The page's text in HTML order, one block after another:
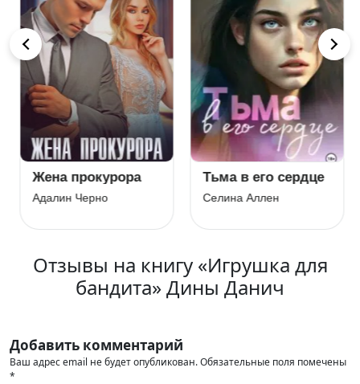
Жена прокурора
Адалин Черно
Тьма в его сердце
Селина Аллен
Отзывы на книгу «Игрушка для
бандита» Дины Данич
Добавить комментарий
Ваш адрес email не будет опубликован.Обязательные поля помечены
*